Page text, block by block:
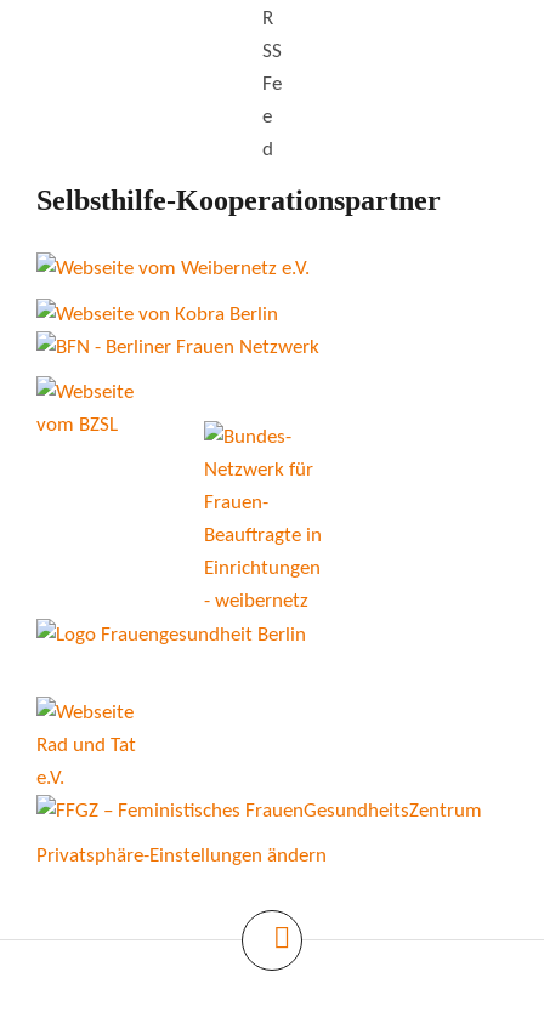
Selbsthilfe-Kooperationspartner
Privatsphäre-Einstellungen ändern